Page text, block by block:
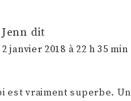
Jenn dit
2 janvier 2018 à 22 h 35 min
est vraiment superbe.